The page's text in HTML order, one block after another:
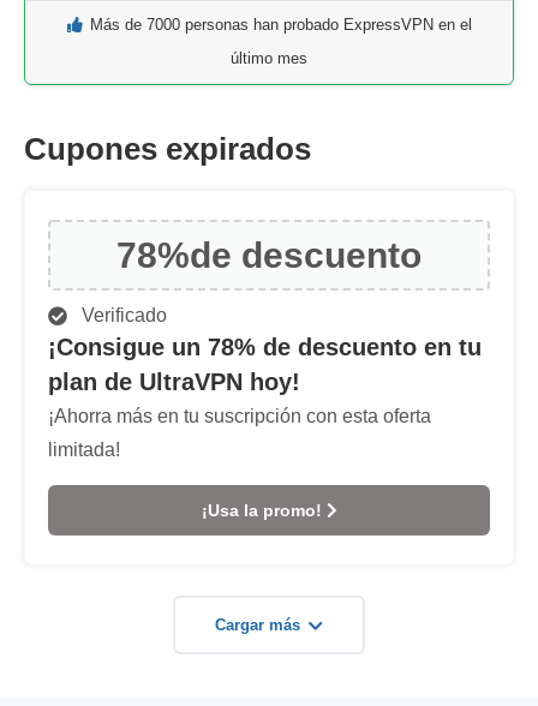
Más de 7000 personas han probado ExpressVPN en el
último mes
Cupones expirados
78%de descuento
Verificado
¡Consigue un 78% de descuento en tu
plan de UltraVPN hoy!
¡Ahorra más en tu suscripción con esta oferta
limitada!
¡Usa la promo!
Cargar más